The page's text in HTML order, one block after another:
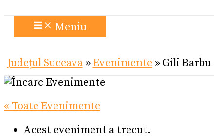
Meniu
Județul Suceava» Evenimente » Gili Barbu
« Toate Evenimente
Acest eveniment a trecut.